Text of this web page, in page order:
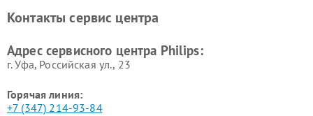
Ремонт стиральных машин
Ремонт увлажнителей
Контакты сервис центра
Адрес сервисного центра Philips:
г. Уфа, Российская ул., 23
Горячая линия:
+7 (347) 214-93-84